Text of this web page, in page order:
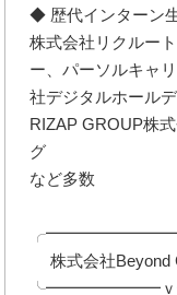
◆ 歴代インターン
株式会社リクルー
ー、パーソルキャ
社デジタルホール
RIZAP GROUP株
グ
など多数
株式会社Beyond
╰━━━━━━━